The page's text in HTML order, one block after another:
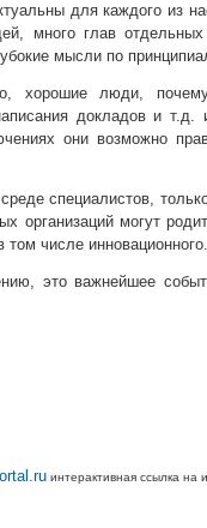
для каждого из
много глав отдельных
мысли по
хорошие люди,
докладов и
они возможно
специалистов,
организаций могут
том числе инновационного.
это важнейшее
интерактивная ссылка на